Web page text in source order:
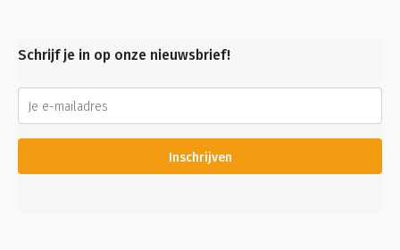
Schrijf je in op onze nieuwsbrief!
Inschrijven